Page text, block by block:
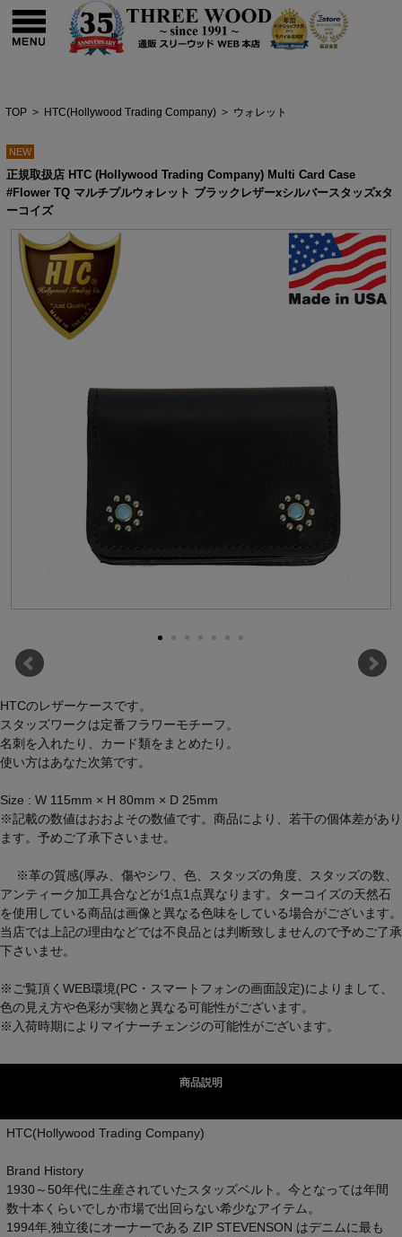
TOP > HTC(Hollywood Trading Company) > ウォレット
NEW
正規取扱店 HTC (Hollywood Trading Company) Multi Card Case
#Flower TQ マルチプルウォレット ブラックレザーxシルバースタッズxタ
ーコイズ
HTCのレザーケースです。
スタッズワークは定番フラワーモチーフ。
名刺を入れたり、カード類をまとめたり。
使い方はあなた次第です。
Size : W 115mm × H 80mm × D 25mm
※記載の数値はおおよその数値です。商品により、若干の個体差があり
ます。予めご了承下さいませ。
※革の質感(厚み、傷やシワ、色、スタッズの角度、スタッズの数、
アンティーク加工具合などが1点1点異なります。ターコイズの天然石
を使用している商品は画像と異なる色味をしている場合がございます。
当店では上記の理由などでは不良品とは判断致しませんので予めご了承
下さいませ。
※ご覧頂くWEB環境(PC・スマートフォンの画面設定)によりまして、
色の見え方や色彩が実物と異なる可能性がございます。
※入荷時期によりマイナーチェンジの可能性がございます。
商品説明
HTC(Hollywood Trading Company)
Brand History
1930～50年代に生産されていたスタッズベルト。今となっては年間
数十本くらいでしか市場で出回らない希少なアイテム。
1994年,独立後にオーナーである ZIP STEVENSON はデニムに最も